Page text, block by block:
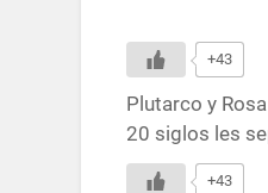
+43
Plutarco y
20 siglos les
+43